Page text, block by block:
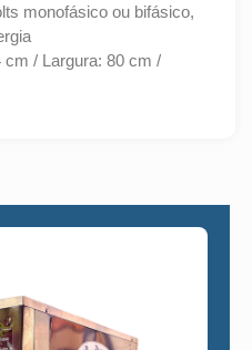
monofásico ou bifásico,
cm / Largura: 80 cm /